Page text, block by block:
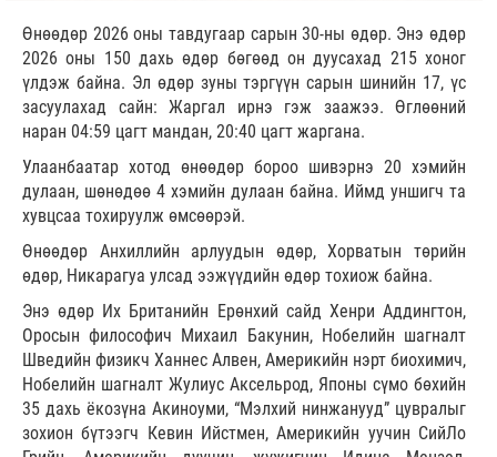
Өнөөдөр 2026 оны тавдугаар сарын 30-ны өдөр. Энэ өдөр
2026 оны 150 дахь өдөр бөгөөд он дуусахад 215 хоног
үлдэж байна. Эл өдөр зуны тэргүүн сарын шинийн 17, үс
засуулахад сайн: Жаргал ирнэ гэж заажээ. Өглөөний
наран 04:59 цагт мандан, 20:40 цагт жаргана.
Улаанбаатар хотод өнөөдөр бороо шивэрнэ 20 хэмийн
дулаан, шөнөдөө 4 хэмийн дулаан байна. Иймд уншигч та
хувцсаа тохируулж өмсөөрэй.
Өнөөдөр Анхиллийн арлуудын өдөр, Хорватын төрийн
өдөр, Никарагуа улсад ээжүүдийн өдөр тохиож байна.
Энэ өдөр Их Британийн Ерөнхий сайд Хенри Аддингтон,
Оросын философич Михаил Бакунин, Нобелийн шагналт
Шведийн физикч Ханнес Алвен, Америкийн нэрт биохимич,
Нобелийн шагналт Жулиус Аксельрод, Японы сүмо бөхийн
35 дахь ёкозүна Акиноуми, “Мэлхий нинжанууд” цувралыг
зохион бүтээгч Кевин Ийстмен, Америкийн уучин СийЛо